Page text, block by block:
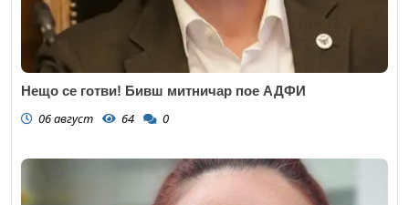
Нещо се готви! Бивш митничар пое АДФИ
06 август 64 0